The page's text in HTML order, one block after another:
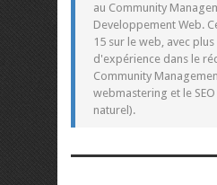
au Community
Developpement Web.
15 sur le web, avec plus
d'expérience dans le
Community
webmastering et le
naturel).